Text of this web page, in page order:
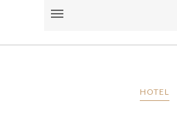
HOTEL